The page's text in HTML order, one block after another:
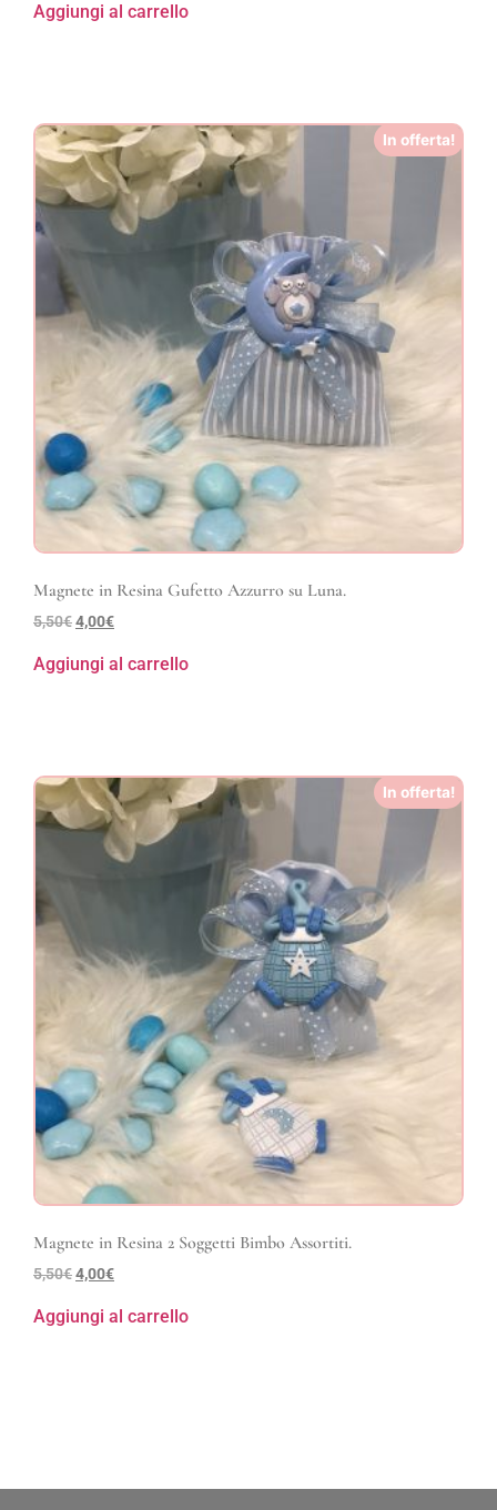
Aggiungi al carrello
In offerta!
Magnete in Resina Gufetto Azzurro su Luna.
5,50€4,00€
Aggiungi al carrello
In offerta!
Magnete in Resina 2 Soggetti Bimbo Assortiti.
5,50€4,00€
Aggiungi al carrello